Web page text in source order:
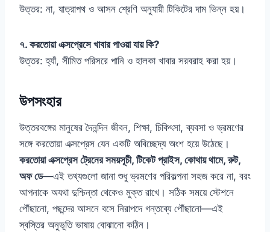
উত্তর: না, যাত্রাপথ ও আসন শ্রেণি অনুযায়ী টিকিটের দাম ভিন্ন হয়।
৭. করতোয়া এক্সপ্রেসে খাবার পাওয়া যায় কি?
উত্তর: হ্যাঁ, সীমিত পরিসরে পানি ও হালকা খাবার সরবরাহ করা হয়।
উপসংহার
উত্তরবঙ্গের মানুষের দৈনন্দিন জীবন, শিক্ষা, চিকিৎসা, ব্যবসা ও ভ্রমণের
সঙ্গে করতোয়া এক্সপ্রেস যেন একটি অবিচ্ছেদ্য অংশ হয়ে উঠেছে।
করতোয়া এক্সপ্রেস ট্রেনের সময়সূচী, টিকেট প্রাইস, কোথায় থামে, রুট,
অফ ডে—এই তথ্যগুলো জানা শুধু ভ্রমণের পরিকল্পনা সহজ করে না, বরং
আপনাকে অযথা দুশ্চিন্তা থেকেও মুক্ত রাখে। সঠিক সময়ে স্টেশনে
পৌঁছানো, পছন্দের আসনে বসে নিরাপদে গন্তব্যে পৌঁছানো—এই
স্বস্তির অনুভূতি ভাষায় বোঝানো কঠিন।